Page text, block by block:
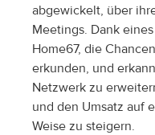
abgewickelt, über
Meetings. Dank
Home67, die
erkunden, und
Netzwerk zu
und den Umsatz auf
Weise zu steigern.